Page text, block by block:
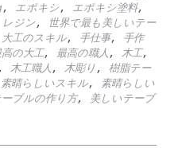
, エポキシ, エポキシ塗料,
レジン,
世界で最も美しいテー
大工のスキル, 手仕事, 手作
高の大工, 最高の職人 , 木工,
木工職人 , 木彫り , 樹脂テー
素晴らしいスキル,
素晴らしい
ブルの作り方, 美しいテーブ